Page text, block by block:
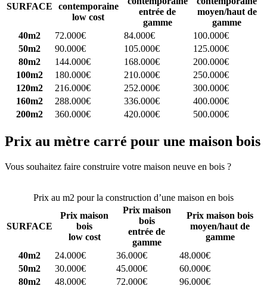
SURFACE
contemporaine
low cost
entrée de
gamme
moyen/haut de
gamme
40m2
72.000€ 84.000€
100.000€
50m2
90.000€ 105.000€
125.000€
80m2
144.000€ 168.000€
200.000€
100m2
180.000€ 210.000€
250.000€
120m2
216.000€ 252.000€
300.000€
160m2
288.000€ 336.000€
400.000€
200m2
360.000€ 420.000€ 500.000€
Prix au mètre carré pour une maison bois
Vous souhaitez faire construire votre maison neuve en bois ?
Prix au m2 pour la construction d’une maison en bois
SURFACE
Prix maison
bois
low cost
Prix maison
bois
entrée de
gamme
Prix maison bois
moyen/haut de
gamme
40m2
24.000€ 36.000€
48.000€
50m2
30.000€ 45.000€
60.000€
80m2
48.000€ 72.000€
96.000€